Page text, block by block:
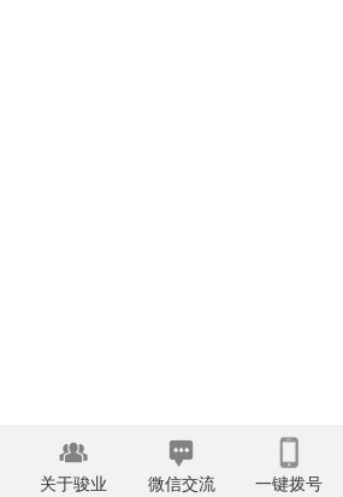
关于骏业 微信交流 一键拨号